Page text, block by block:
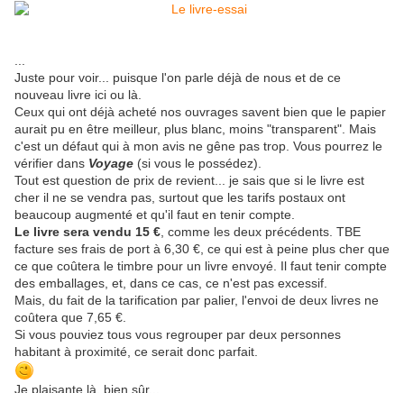
Juste pour voir... puisque l'on parle déjà de nous et de ce
nouveau livre ici ou là.
Ceux qui ont déjà acheté nos ouvrages savent bien que le papier
aurait pu en être meilleur, plus blanc, moins "transparent". Mais
c'est un défaut qui à mon avis ne gêne pas trop. Vous pourrez le
vérifier dans Voyage (si vous le possédez).
Tout est question de prix de revient... je sais que si le livre est
cher il ne se vendra pas, surtout que les tarifs postaux ont
beaucoup augmenté et qu'il faut en tenir compte.
Le livre sera vendu 15 € , comme les deux précédents. TBE
facture ses frais de port à 6,30 €, ce qui est à peine plus cher que
ce que coûtera le timbre pour un livre envoyé. Il faut tenir compte
des emballages, et, dans ce cas, ce n'est pas excessif.
Mais, du fait de la tarification par palier, l'envoi de deux livres ne
coûtera que 7,65 €.
Si vous pouviez tous vous regrouper par deux personnes
habitant à proximité, ce serait donc parfait.
Je plaisante là, bien sûr...